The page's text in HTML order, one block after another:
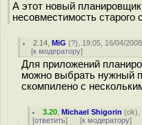
А этот новый
несовместимость
2.14 ,MiG (?), 19:05, 16/04/
[к модератору]
Для приложений
можно выбрать нужный
скомпилено с
3.20 ,Michael Shigorin (ok),
[ответить] [к модератору]